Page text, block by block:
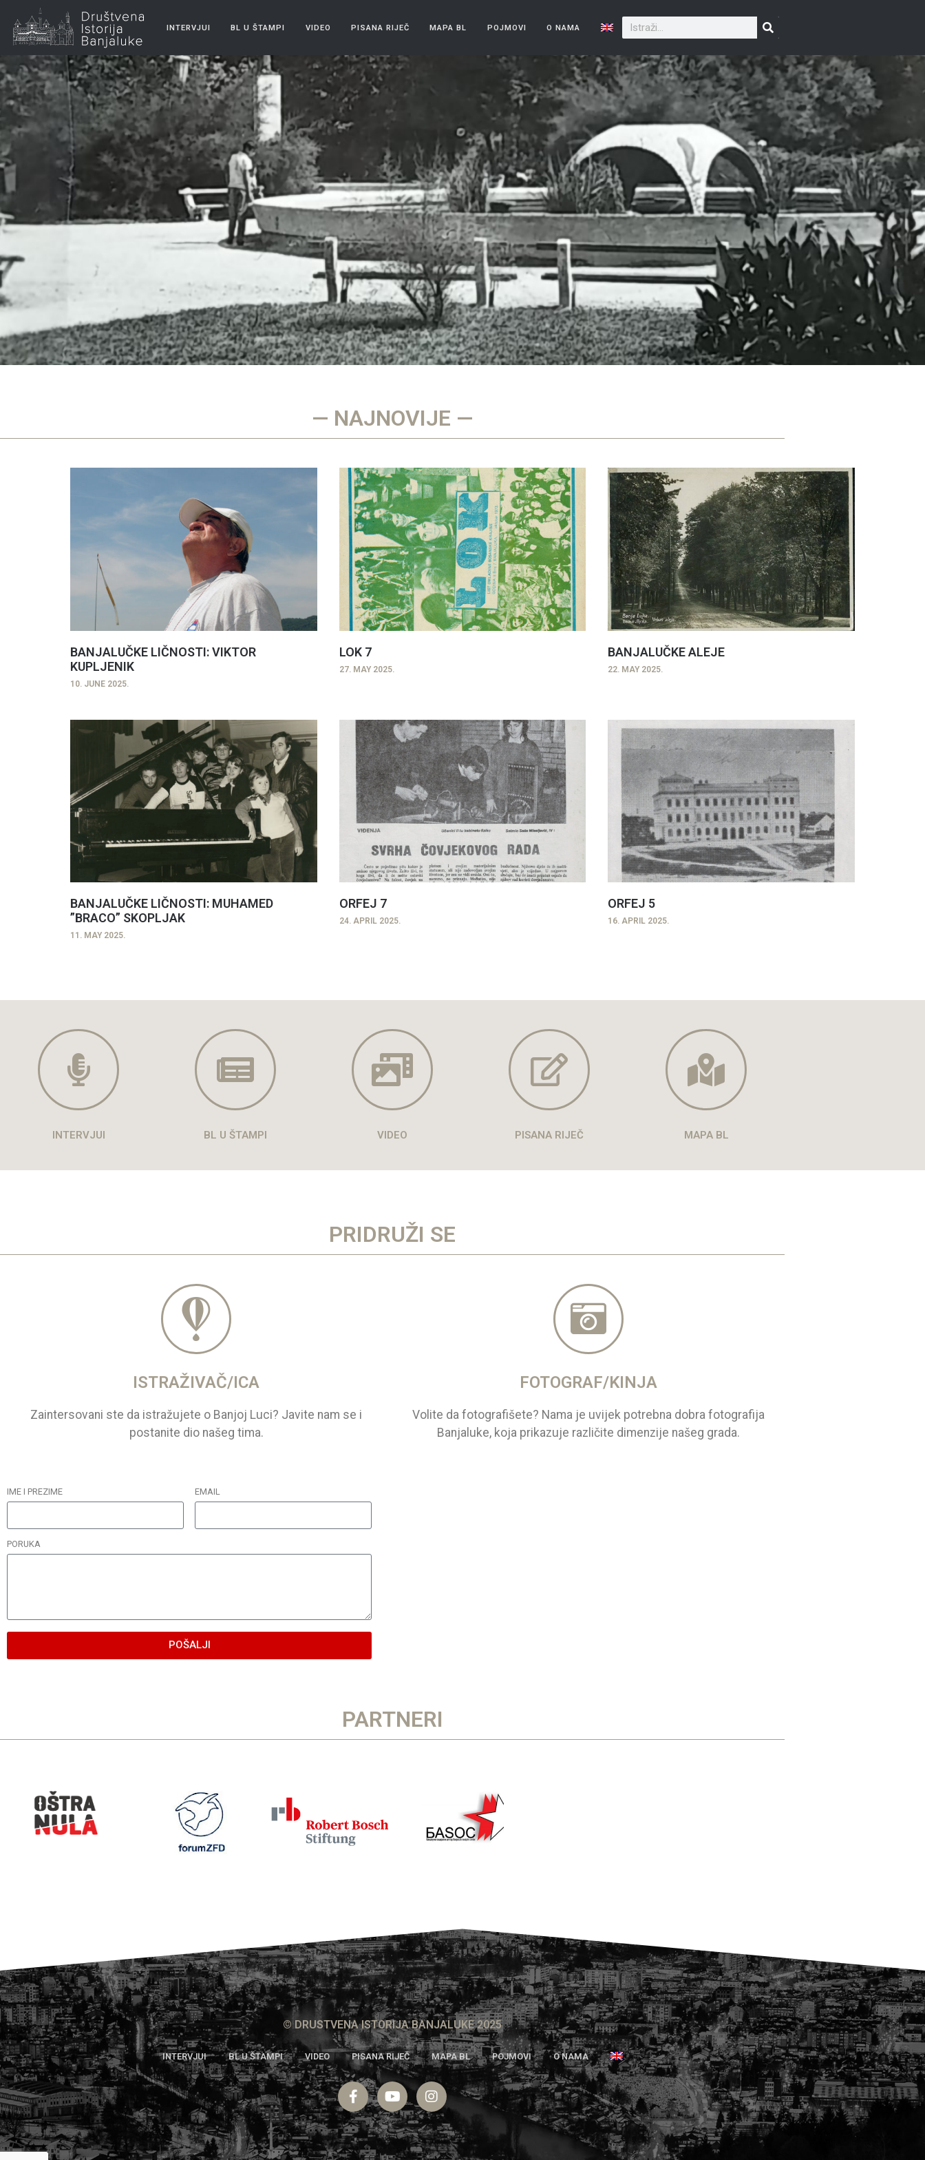
INTERVJUI BL U ŠTAMPI VIDEO PISANA RIJEČ MAPA BL POJMOVI O NAMA
— NAJNOVIJE —
BANJALUČKE LIČNOSTI: VIKTOR
KUPLJENIK
10. JUNE 2025.
LOK 7
27. MAY 2025.
BANJALUČKE ALEJE
22. MAY 2025.
BANJALUČKE LIČNOSTI: MUHAMED
”BRACO” SKOPLJAK
11. MAY 2025.
ORFEJ 7
24. APRIL 2025.
ORFEJ 5
16. APRIL 2025.
INTERVJUI BL U ŠTAMPI VIDEO PISANA RIJEČ MAPA BL
PRIDRUŽI SE
ISTRAŽIVAČ/ICA
Zaintersovani ste da istražujete o Banjoj Luci? Javite nam se i
postanite dio našeg tima.
FOTOGRAF/KINJA
Volite da fotografišete? Nama je uvijek potrebna dobra fotografija
Banjaluke, koja prikazuje različite dimenzije našeg grada.
IME I PREZIME EMAIL
PORUKA
POŠALJI
PARTNERI
© DRUSTVENA ISTORIJA BANJALUKE 2025
INTERVJUI BL U ŠTAMPI VIDEO PISANA RIJEČ MAPA BL POJMOVI O NAMA